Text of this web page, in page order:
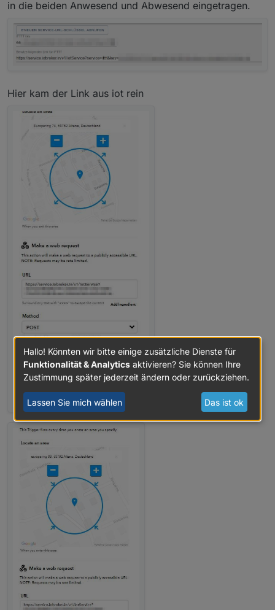
in die beiden Anwesend und Abwesend eingetragen.
Hier kam der Link aus iot rein
Hallo! Könnten wir bitte einige zusätzliche Dienste für
Funktionalität & Analytics aktivieren? Sie können Ihre
Zustimmung später jederzeit ändern oder zurückziehen.
Lassen Sie mich wählen Das ist ok